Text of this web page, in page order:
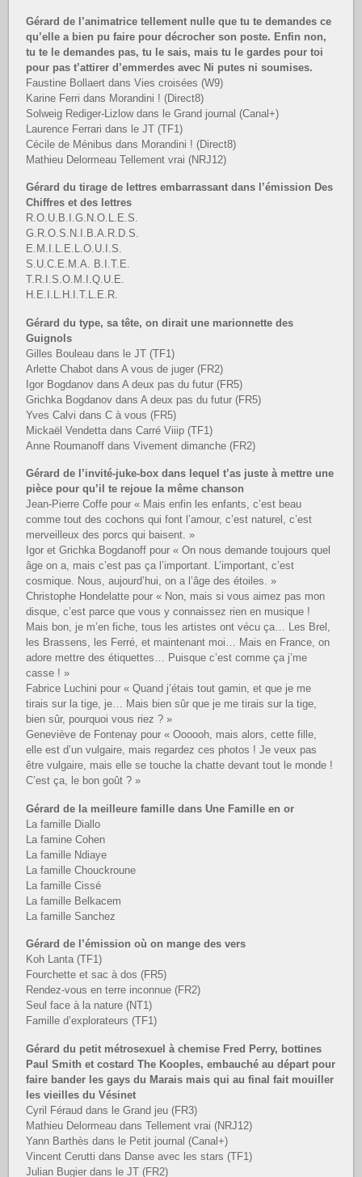
Gérard de l’animatrice tellement nulle que tu te demandes ce
qu’elle a bien pu faire pour décrocher son poste. Enfin non,
tu te le demandes pas, tu le sais, mais tu le gardes pour toi
pour pas t’attirer d’emmerdes avec Ni putes ni soumises.
Faustine Bollaert dans Vies croisées (W9)
Karine Ferri dans Morandini ! (Direct8)
Solweig Rediger-Lizlow dans le Grand journal (Canal+)
Laurence Ferrari dans le JT (TF1)
Cécile de Ménibus dans Morandini ! (Direct8)
Mathieu Delormeau Tellement vrai (NRJ12)
Gérard du tirage de lettres embarrassant dans l’émission Des
Chiffres et des lettres
R.O.U.B.I.G.N.O.L.E.S.
G.R.O.S.N.I.B.A.R.D.S.
E.M.I.L.E.L.O.U.I.S.
S.U.C.E.M.A. B.I.T.E.
T.R.I.S.O.M.I.Q.U.E.
H.E.I.L.H.I.T.L.E.R.
Gérard du type, sa tête, on dirait une marionnette des
Guignols
Gilles Bouleau dans le JT (TF1)
Arlette Chabot dans A vous de juger (FR2)
Igor Bogdanov dans A deux pas du futur (FR5)
Grichka Bogdanov dans A deux pas du futur (FR5)
Yves Calvi dans C à vous (FR5)
Mickaël Vendetta dans Carré Viiip (TF1)
Anne Roumanoff dans Vivement dimanche (FR2)
Gérard de l’invité-juke-box dans lequel t’as juste à mettre une
pièce pour qu’il te rejoue la même chanson
Jean-Pierre Coffe pour « Mais enfin les enfants, c’est beau
comme tout des cochons qui font l’amour, c’est naturel, c’est
merveilleux des porcs qui baisent. »
Igor et Grichka Bogdanoff pour « On nous demande toujours quel
âge on a, mais c’est pas ça l’important. L’important, c’est
cosmique. Nous, aujourd’hui, on a l’âge des étoiles. »
Christophe Hondelatte pour « Non, mais si vous aimez pas mon
disque, c’est parce que vous y connaissez rien en musique !
Mais bon, je m’en fiche, tous les artistes ont vécu ça… Les Brel,
les Brassens, les Ferré, et maintenant moi… Mais en France, on
adore mettre des étiquettes… Puisque c’est comme ça j’me
casse ! »
Fabrice Luchini pour « Quand j’étais tout gamin, et que je me
tirais sur la tige, je… Mais bien sûr que je me tirais sur la tige,
bien sûr, pourquoi vous riez ? »
Geneviève de Fontenay pour « Oooooh, mais alors, cette fille,
elle est d’un vulgaire, mais regardez ces photos ! Je veux pas
être vulgaire, mais elle se touche la chatte devant tout le monde !
C’est ça, le bon goût ? »
Gérard de la meilleure famille dans Une Famille en or
La famille Diallo
La famine Cohen
La famille Ndiaye
La famille Chouckroune
La famille Cissé
La famille Belkacem
La famille Sanchez
Gérard de l’émission où on mange des vers
Koh Lanta (TF1)
Fourchette et sac à dos (FR5)
Rendez-vous en terre inconnue (FR2)
Seul face à la nature (NT1)
Famille d’explorateurs (TF1)
Gérard du petit métrosexuel à chemise Fred Perry, bottines
Paul Smith et costard The Kooples, embauché au départ pour
faire bander les gays du Marais mais qui au final fait mouiller
les vieilles du Vésinet
Cyril Féraud dans le Grand jeu (FR3)
Mathieu Delormeau dans Tellement vrai (NRJ12)
Yann Barthès dans le Petit journal (Canal+)
Vincent Cerutti dans Danse avec les stars (TF1)
Julian Bugier dans le JT (FR2)